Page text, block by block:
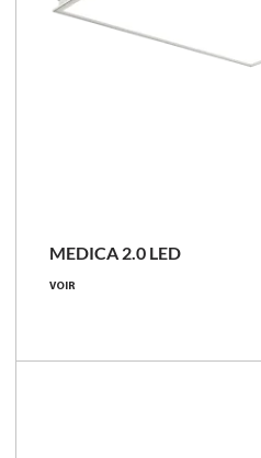
MEDICA 2.0 LED
VOIR